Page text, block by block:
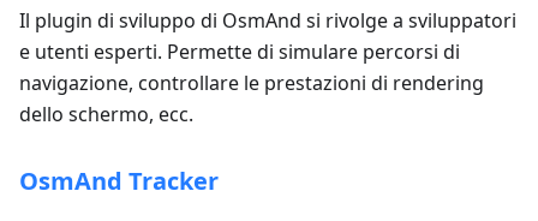
Il plugin di sviluppo di OsmAnd si rivolge a sviluppatori
e utenti esperti. Permette di simulare percorsi di
navigazione, controllare le prestazioni di rendering
dello schermo, ecc.
OsmAnd Tracker